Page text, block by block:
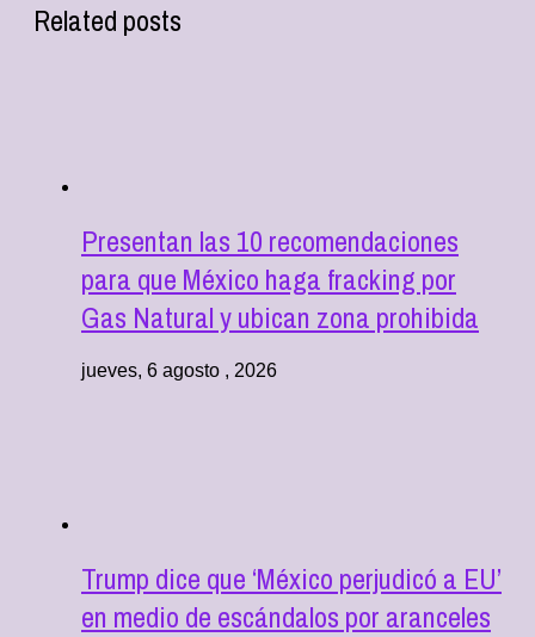
Related posts
Presentan las 10 recomendaciones
para que México haga fracking por
Gas Natural y ubican zona prohibida
jueves, 6 agosto , 2026
Trump dice que ‘México perjudicó a EU’
en medio de escándalos por aranceles